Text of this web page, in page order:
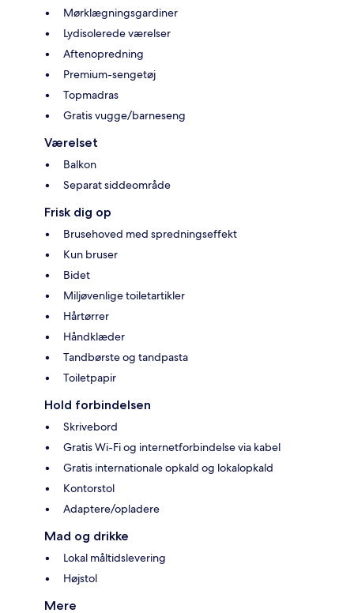
Mørklægningsgardiner
Lydisolerede værelser
Aftenopredning
Premium-sengetøj
Topmadras
Gratis vugge/barneseng
Værelset
Balkon
Separat siddeområde
Frisk dig op
Brusehoved med spredningseffekt
Kun bruser
Bidet
Miljøvenlige toiletartikler
Hårtørrer
Håndklæder
Tandbørste og tandpasta
Toiletpapir
Hold forbindelsen
Skrivebord
Gratis Wi-Fi og internetforbindelse via kabel
Gratis internationale opkald og lokalopkald
Kontorstol
Adaptere/opladere
Mad og drikke
Lokal måltidslevering
Højstol
Mere